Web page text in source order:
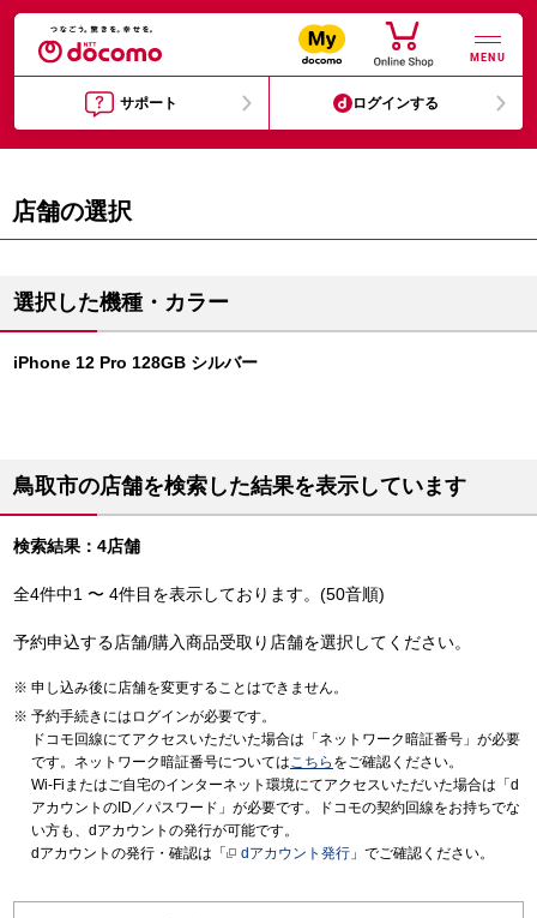
MENU
サポート ログインする
店舗の選択
選択した機種・カラー
iPhone 12 Pro 128GB シルバー
鳥取市の店舗を検索した結果を表示しています
検索結果：4店舗
全4件中1 〜 4件目を表示しております。(50音順)
予約申込する店舗/購入商品受取り店舗を選択してください。
申し込み後に店舗を変更することはできません。
予約手続きにはログインが必要です。
ドコモ回線にてアクセスいただいた場合は「ネットワーク暗証番号」が必要
です。ネットワーク暗証番号についてはこちら をご確認ください。
Wi-Fiまたはご自宅のインターネット環境にてアクセスいただいた場合は「d
アカウントのID／パスワード」が必要です。ドコモの契約回線をお持ちでな
い方も、dアカウントの発行が可能です。
dアカウントの発行・確認は「
dアカウント発行 」でご確認ください。